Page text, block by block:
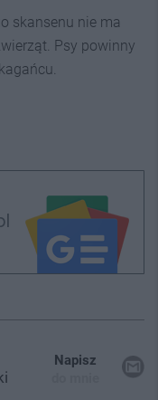
skansenu nie ma
Psy powinny
Napisz